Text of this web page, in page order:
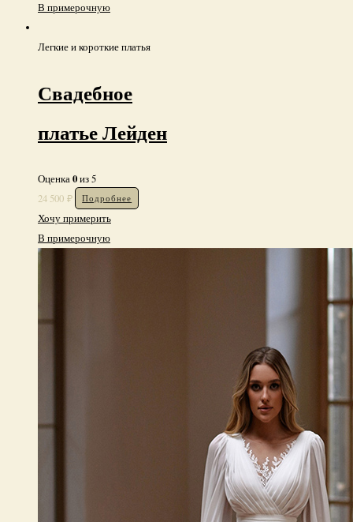
Хочу примерить
Свадебное
платье Лейден
Оценка
из 5
24 500₽ Подробнее
Хочу примерить